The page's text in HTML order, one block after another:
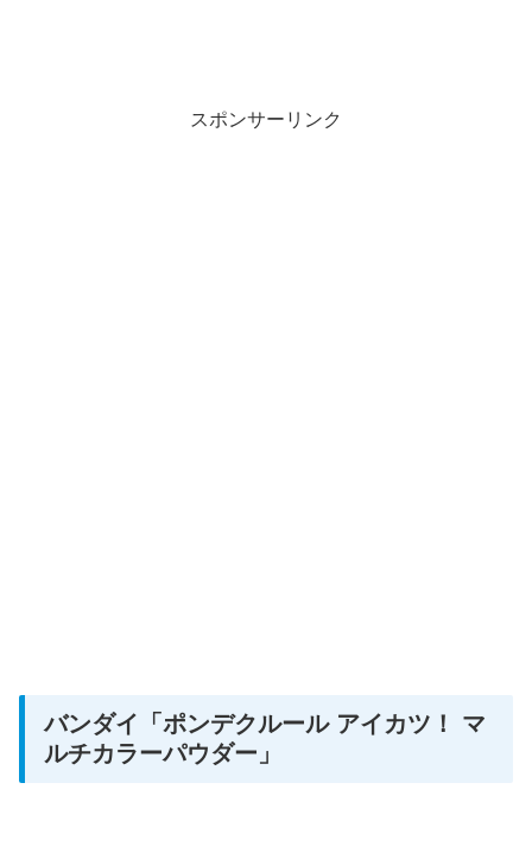
スポンサーリンク
バンダイ 「ポンデクルール アイカツ！ マ
ルチカラーパウダー」